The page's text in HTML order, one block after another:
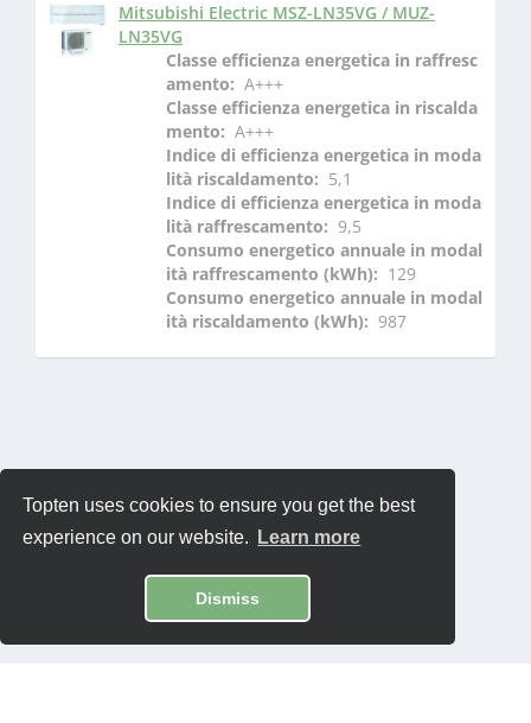
Topten uses cookies to ensure you get the best
experience on our website.
Learn more
Dismiss
Mitsubishi Electric MSZ-LN35VG / MUZ-
LN35VG
Classe efficienza energetica in raffresc
amento: A+++
Classe efficienza energetica in riscalda
mento: A+++
Indice di efficienza energetica in moda
lità riscaldamento: 5,1
Indice di efficienza energetica in moda
lità raffrescamento: 9,5
Consumo energetico annuale in modal
ità raffrescamento (kWh): 129
Consumo energetico annuale in modal
ità riscaldamento (kWh): 987